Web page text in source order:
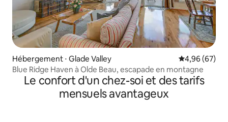
Hébergement ⋅ Glade Valley Évaluation
4,96 (67)
Blue Ridge Haven à Olde Beau, escapade en montagne
Le confort d'un chez-soi et des tarifs
mensuels avantageux